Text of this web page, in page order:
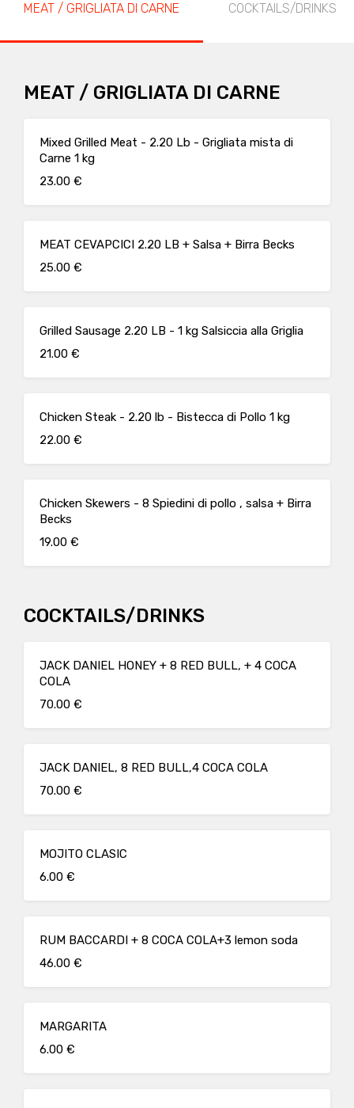
MEAT / GRIGLIATA DI CARNE COCKTAILS/DRINKS
MEAT / GRIGLIATA DI CARNE
Mixed Grilled Meat - 2.20 Lb - Grigliata mista di
Carne 1 kg
23.00 €
MEAT CEVAPCICI 2.20 LB + Salsa + Birra Becks
25.00 €
Grilled Sausage 2.20 LB - 1 kg Salsiccia alla Griglia
21.00 €
Chicken Steak - 2.20 lb - Bistecca di Pollo 1 kg
22.00 €
Chicken Skewers - 8 Spiedini di pollo , salsa + Birra
Becks
19.00 €
COCKTAILS/DRINKS
JACK DANIEL HONEY + 8 RED BULL, + 4 COCA
COLA
70.00 €
JACK DANIEL, 8 RED BULL,4 COCA COLA
70.00 €
MOJITO CLASIC
6.00 €
RUM BACCARDI + 8 COCA COLA+3 lemon soda
46.00 €
MARGARITA
6.00 €